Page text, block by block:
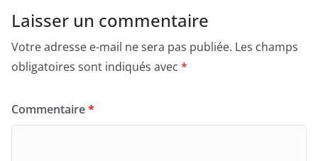
Laisser un commentaire
Votre adresse e-mail ne sera pas publiée. Les champs
obligatoires sont indiqués avec *
Commentaire*